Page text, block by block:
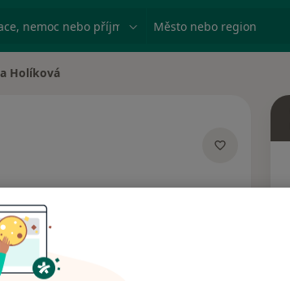
nemoc nebo příjmení Město nebo region
Holíková
Rezervovat termín